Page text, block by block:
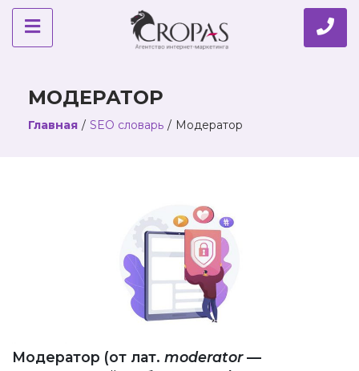
МОДЕРАТОР
Главная / SEO словарь / Модератор
Модератор (от лат. moderator—